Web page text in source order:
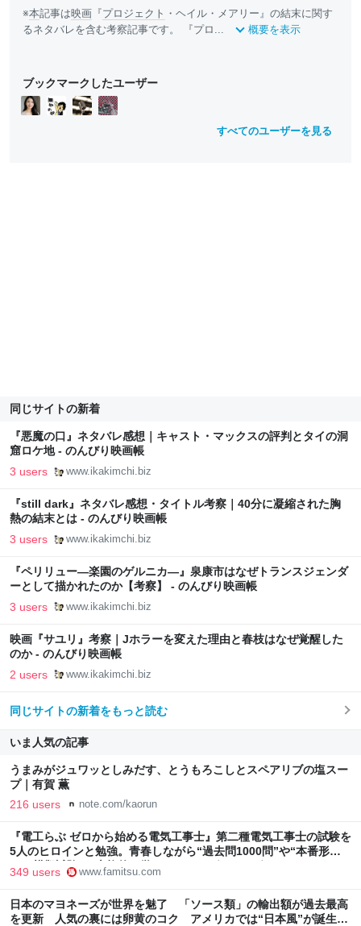
※本記事は映画 『プロジェクト ・ヘイル・メアリー』の結末に関す
るネタバレを含む考察記事です。 『プロ...
概要を表示
ブックマークしたユーザー
すべてのユーザーを見る
同じサイトの新着
『悪魔の口』ネタバレ感想｜キャスト・マックスの評判とタイの洞
窟ロケ地 - のんびり映画帳
3 users www.ikakimchi.biz
『still dark』ネタバレ感想・タイトル考察｜40分に凝縮された胸
熱の結末とは - のんびり映画帳
3 users www.ikakimchi.biz
『ペリリュー―楽園のゲルニカ―』泉康市はなぜトランスジェンダ
ーとして描かれたのか【考察】 - のんびり映画帳
3 users www.ikakimchi.biz
映画『サユリ』考察｜Jホラーを変えた理由と春枝はなぜ覚醒した
のか - のんびり映画帳
2 users www.ikakimchi.biz
同じサイトの新着をもっと読む
いま人気の記事
うまみがジュワッとしみだす、とうもろこしとスペアリブの塩スー
プ｜有賀 薫
216 users note.com/kaorun
『電工らぶ ゼロから始める電気工事士』第二種電気工事士の試験を
5人のヒロインと勉強。青春しながら“過去問1000問”や“本番形式
CBT模擬試験”で本格的に学べるノベルゲーム | ゲーム・エンタメ
最新情報のファミ通.com
349 users www.famitsu.com
日本のマヨネーズが世界を魅了 「ソース類」の輸出額が過去最高
を更新 人気の裏には卵黄のコク アメリカでは“日本風”が誕生｜